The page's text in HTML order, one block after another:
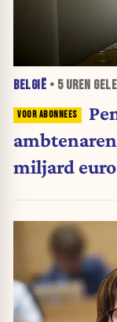
BELGIË • 5 UREN
miljard